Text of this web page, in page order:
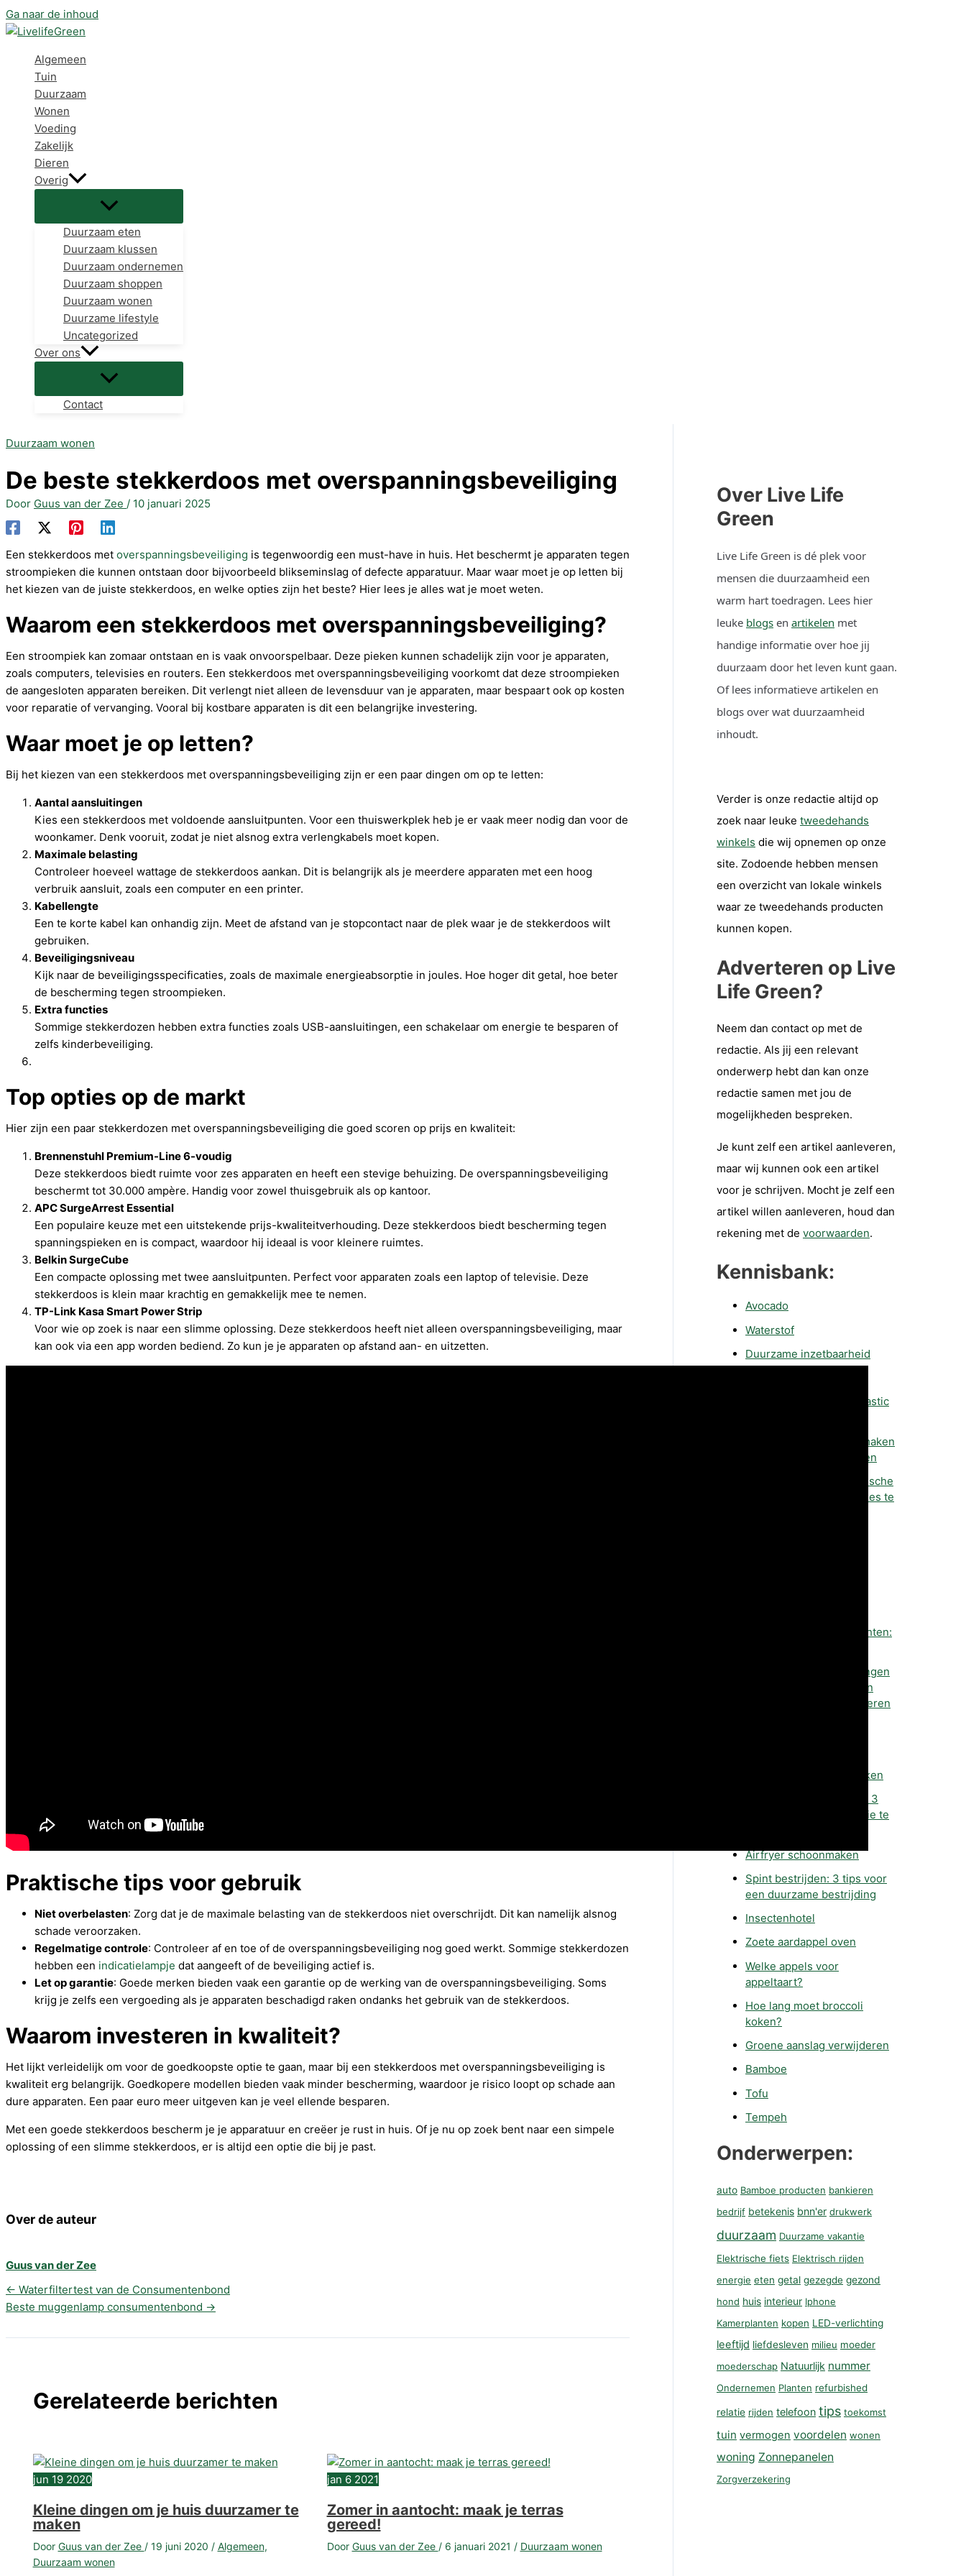
Ga naar de inhoud
Algemeen
Tuin
Duurzaam
Wonen
Voeding
Zakelijk
Dieren
Overig
Duurzaam eten
Duurzaam klussen
Duurzaam ondernemen
Duurzaam shoppen
Duurzaam wonen
Duurzame lifestyle
Uncategorized
Over ons
Contact
Duurzaam wonen
De beste stekkerdoos met overspanningsbeveiliging
Door Guus van der Zee / 10 januari 2025
Een stekkerdoos met overspanningsbeveiliging is tegenwoordig een must-have in huis. Het beschermt je apparaten tegen
stroompieken die kunnen ontstaan door bijvoorbeeld blikseminslag of defecte apparatuur. Maar waar moet je op letten bij
het kiezen van de juiste stekkerdoos, en welke opties zijn het beste? Hier lees je alles wat je moet weten.
Waarom een stekkerdoos met overspanningsbeveiliging?
Een stroompiek kan zomaar ontstaan en is vaak onvoorspelbaar. Deze pieken kunnen schadelijk zijn voor je apparaten,
zoals computers, televisies en routers. Een stekkerdoos met overspanningsbeveiliging voorkomt dat deze stroompieken
de aangesloten apparaten bereiken. Dit verlengt niet alleen de levensduur van je apparaten, maar bespaart ook op kosten
voor reparatie of vervanging. Vooral bij kostbare apparaten is dit een belangrijke investering.
Waar moet je op letten?
Bij het kiezen van een stekkerdoos met overspanningsbeveiliging zijn er een paar dingen om op te letten:
Aantal aansluitingen
Kies een stekkerdoos met voldoende aansluitpunten. Voor een thuiswerkplek heb je er vaak meer nodig dan voor de
woonkamer. Denk vooruit, zodat je niet alsnog extra verlengkabels moet kopen.
Maximale belasting
Controleer hoeveel wattage de stekkerdoos aankan. Dit is belangrijk als je meerdere apparaten met een hoog
verbruik aansluit, zoals een computer en een printer.
Kabellengte
Een te korte kabel kan onhandig zijn. Meet de afstand van je stopcontact naar de plek waar je de stekkerdoos wilt
gebruiken.
Beveiligingsniveau
Kijk naar de beveiligingsspecificaties, zoals de maximale energieabsorptie in joules. Hoe hoger dit getal, hoe beter
de bescherming tegen stroompieken.
Extra functies
Sommige stekkerdozen hebben extra functies zoals USB-aansluitingen, een schakelaar om energie te besparen of
zelfs kinderbeveiliging.
Top opties op de markt
Hier zijn een paar stekkerdozen met overspanningsbeveiliging die goed scoren op prijs en kwaliteit:
Brennenstuhl Premium-Line 6-voudig
Deze stekkerdoos biedt ruimte voor zes apparaten en heeft een stevige behuizing. De overspanningsbeveiliging
beschermt tot 30.000 ampère. Handig voor zowel thuisgebruik als op kantoor.
APC SurgeArrest Essential
Een populaire keuze met een uitstekende prijs-kwaliteitverhouding. Deze stekkerdoos biedt bescherming tegen
spanningspieken en is compact, waardoor hij ideaal is voor kleinere ruimtes.
Belkin SurgeCube
Een compacte oplossing met twee aansluitpunten. Perfect voor apparaten zoals een laptop of televisie. Deze
stekkerdoos is klein maar krachtig en gemakkelijk mee te nemen.
TP-Link Kasa Smart Power Strip
Voor wie op zoek is naar een slimme oplossing. Deze stekkerdoos heeft niet alleen overspanningsbeveiliging, maar
kan ook via een app worden bediend. Zo kun je je apparaten op afstand aan- en uitzetten.
Praktische tips voor gebruik
Niet overbelasten: Zorg dat je de maximale belasting van de stekkerdoos niet overschrijdt. Dit kan namelijk alsnog
schade veroorzaken.
Regelmatige controle: Controleer af en toe of de overspanningsbeveiliging nog goed werkt. Sommige stekkerdozen
hebben een indicatielampje dat aangeeft of de beveiliging actief is.
Let op garantie: Goede merken bieden vaak een garantie op de werking van de overspanningsbeveiliging. Soms
krijg je zelfs een vergoeding als je apparaten beschadigd raken ondanks het gebruik van de stekkerdoos.
Waarom investeren in kwaliteit?
Het lijkt verleidelijk om voor de goedkoopste optie te gaan, maar bij een stekkerdoos met overspanningsbeveiliging is
kwaliteit erg belangrijk. Goedkopere modellen bieden vaak minder bescherming, waardoor je risico loopt op schade aan
dure apparaten. Een paar euro meer uitgeven kan je veel ellende besparen.
Met een goede stekkerdoos bescherm je je apparatuur en creëer je rust in huis. Of je nu op zoek bent naar een simpele
oplossing of een slimme stekkerdoos, er is altijd een optie die bij je past.
Over de auteur
Guus van der Zee
← Waterfiltertest van de Consumentenbond
Beste muggenlamp consumentenbond →
Gerelateerde berichten
jun 19 2020
Kleine dingen om je huis duurzamer te
maken
Door Guus van der Zee / 19 juni 2020 / Algemeen,
Duurzaam wonen
jan 6 2021
Zomer in aantocht: maak je terras
gereed!
Door Guus van der Zee / 6 januari 2021 / Duurzaam wonen
Over Live Life
Green
Live Life Green is dé plek voor
mensen die duurzaamheid een
warm hart toedragen. Lees hier
leuke blogs en artikelen met
handige informatie over hoe jij
duurzaam door het leven kunt gaan.
Of lees informatieve artikelen en
blogs over wat duurzaamheid
inhoudt.
Verder is onze redactie altijd op
zoek naar leuke tweedehands
winkels die wij opnemen op onze
site. Zodoende hebben mensen
een overzicht van lokale winkels
waar ze tweedehands producten
kunnen kopen.
Adverteren op Live
Life Green?
Neem dan contact op met de
redactie. Als jij een relevant
onderwerp hebt dan kan onze
redactie samen met jou de
mogelijkheden bespreken.
Je kunt zelf een artikel aanleveren,
maar wij kunnen ook een artikel
voor je schrijven. Mocht je zelf een
artikel willen aanleveren, houd dan
rekening met de voorwaarden.
Kennisbank:
Avocado
Waterstof
Duurzame inzetbaarheid
5 tips om met minder plastic
How to: je huis schoonmaken
met natuurlijke producten
5 gemakkelijke en praktische
manieren om minder vlees te
Je huis duurzaam verlichten:
5 Zero Waste-doelstellingen
om jouw milieu-impact in
2022 te helpen verminderen
Wasmachine schoonmaken
Zelf energie opwekken? 3
manieren om zelf energie te
Airfryer schoonmaken
Spint bestrijden: 3 tips voor
een duurzame bestrijding
Insectenhotel
Zoete aardappel oven
Welke appels voor
appeltaart?
Hoe lang moet broccoli
koken?
Groene aanslag verwijderen
Bamboe
Tofu
Tempeh
Onderwerpen:
auto Bamboe producten bankieren
bedrijf betekenis bnn'er drukwerk
duurzaam Duurzame vakantie
Elektrische fiets Elektrisch rijden
energie eten getal gezegde gezond
hond huis interieur Iphone
Kamerplanten kopen LED-verlichting
leeftijd liefdesleven milieu moeder
moederschap Natuurlijk nummer
Ondernemen Planten refurbished
relatie rijden telefoon tips toekomst
tuin vermogen voordelen wonen
woning Zonnepanelen
Zorgverzekering